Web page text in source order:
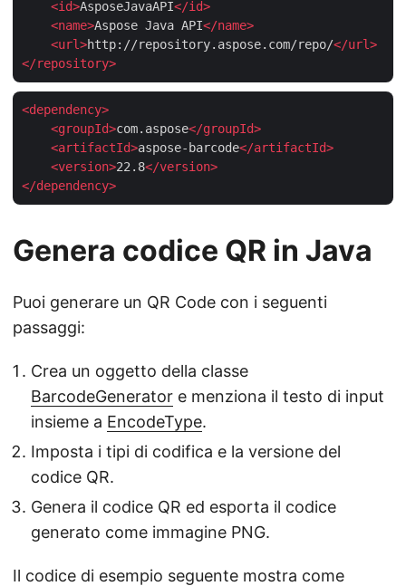
<id>AsposeJavaAPI</id>
<name>Aspose Java API</name>
<url>http://repository.aspose.com/repo/</url>
</repository>
<dependency>
<groupId>com.aspose</groupId>
<artifactId>aspose-barcode</artifactId>
<version>22.8</version>
</dependency>
Genera codice QR in Java
Puoi generare un QR Code con i seguenti
passaggi:
Crea un oggetto della classe
BarcodeGenerator e menziona il testo di input
insieme a EncodeType.
Imposta i tipi di codifica e la versione del
codice QR.
Genera il codice QR ed esporta il codice
generato come immagine PNG.
Il codice di esempio seguente mostra come